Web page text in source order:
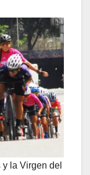
la Virgen del